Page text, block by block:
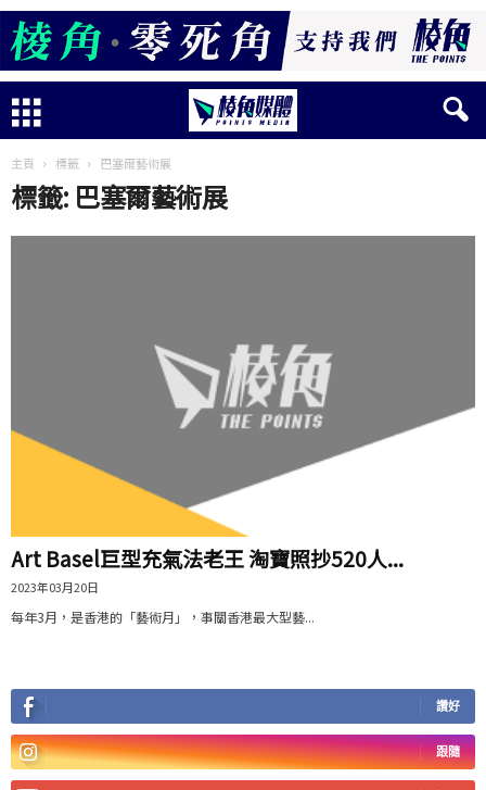
主頁 標籤 巴塞爾藝術展
標籤: 巴塞爾藝術展
Art Basel巨型充氣法老王 淘寶照抄520人...
2023年03月20日
每年3月，是香港的「藝術月」，事關香港最大型藝...
讚好
跟隨